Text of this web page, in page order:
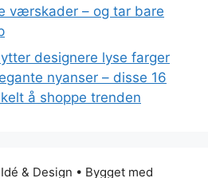
værskader – og tar bare
designere lyse farger
nyanser – disse 16
å shoppe trenden
& Design • Bygget med